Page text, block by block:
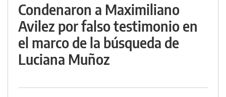
Condenaron a Maximiliano
Avilez por falso testimonio en
el marco de la búsqueda de
Luciana Muñoz